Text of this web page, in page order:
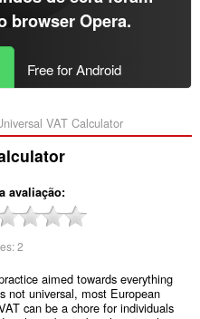
browser Opera.
Free for Android
VAT Calculator‎
avaliação
2
aimed towards everything
not universal, most European
can be a chore for individuals